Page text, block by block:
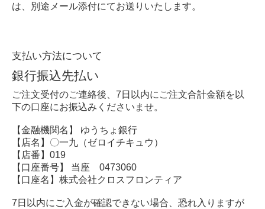
は、別途メール添付にてお送りいたします。
支払い方法について
銀行振込先払い
ご注文受付のご連絡後、7日以内にご注文合計金額を以
下の口座にお振込みくださいませ。
【金融機関名】 ゆうちょ銀行
【店名】〇一九（ゼロイチキュウ）
【店番】019
【口座番号】 当座 0473060
【口座名】株式会社クロスフロンティア
7日以内にご入金が確認できない場合、恐れ入りますが